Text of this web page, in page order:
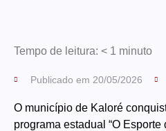
Tempo de leitura: < 1 minuto
Publicado em 20/05/2026
O município de Kaloré
programa estadual “O Esporte